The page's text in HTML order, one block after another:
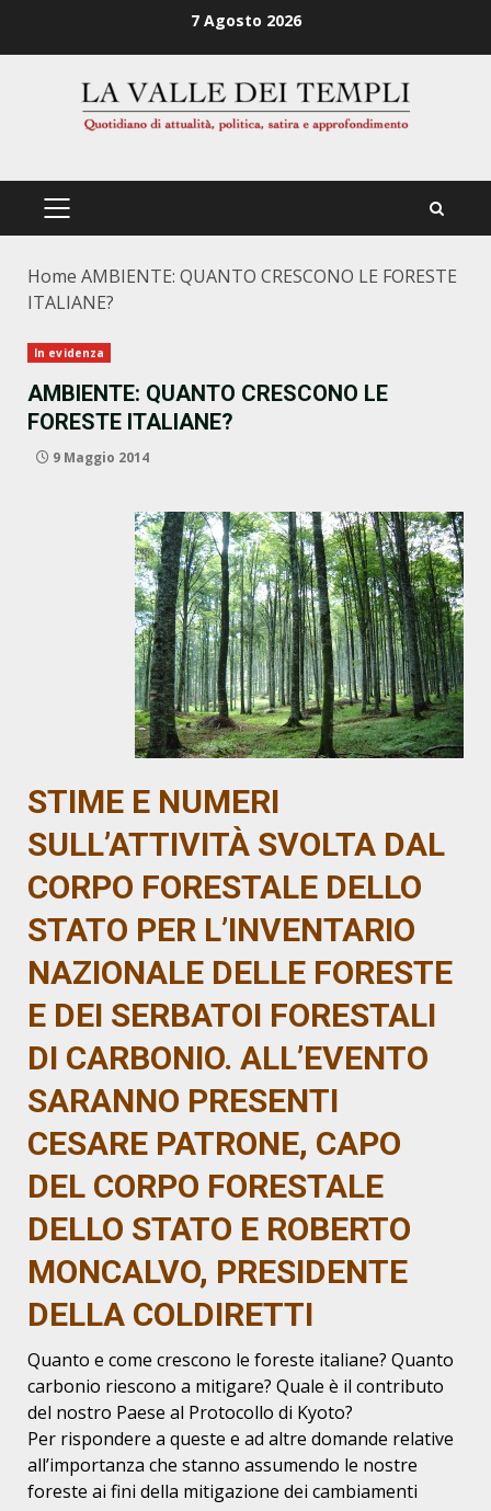
7 Agosto 2026
PRIMÄRES
Home AMBIENTE: QUANTO CRESCONO LE FORESTE
ITALIANE?
In evidenza
AMBIENTE: QUANTO CRESCONO LE
FORESTE ITALIANE?
9 Maggio 2014
STIME E NUMERI
SULL’ATTIVITÀ SVOLTA DAL
CORPO FORESTALE DELLO
STATO PER L’INVENTARIO
NAZIONALE DELLE FORESTE
E DEI SERBATOI FORESTALI
DI CARBONIO. ALL’EVENTO
SARANNO PRESENTI
CESARE PATRONE, CAPO
DEL CORPO FORESTALE
DELLO STATO E ROBERTO
MONCALVO, PRESIDENTE
DELLA COLDIRETTI
Quanto e come crescono le foreste italiane? Quanto
carbonio riescono a mitigare? Quale è il contributo
del nostro Paese al Protocollo di Kyoto?
Per rispondere a queste e ad altre domande relative
all’importanza che stanno assumendo le nostre
foreste ai fini della mitigazione dei cambiamenti